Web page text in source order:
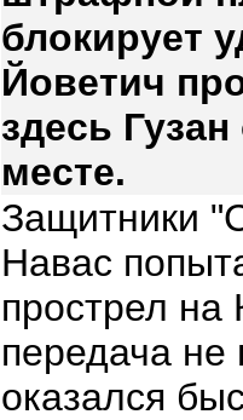
блокирует
Йоветич
здесь
месте.
Защитники
Навас
прострел на
передача
оказался